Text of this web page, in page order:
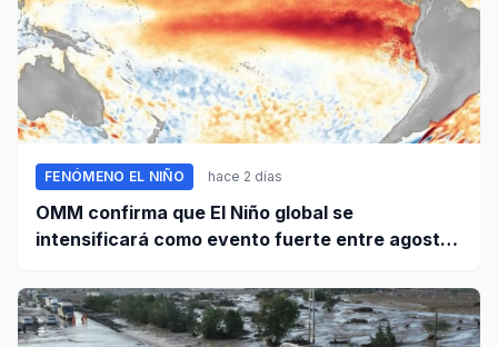
FENÓMENO EL NIÑO hace 2 días
OMM confirma que El Niño global se
intensificará como evento fuerte entre agosto